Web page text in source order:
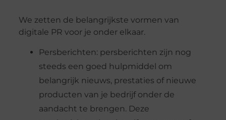
We zetten de belangrijkste vormen van
digitale PR voor je onder elkaar.
Persberichten: persberichten zijn nog
steeds een goed hulpmiddel om
belangrijk nieuws, prestaties of nieuwe
producten van je bedrijf onder de
aandacht te brengen. Deze